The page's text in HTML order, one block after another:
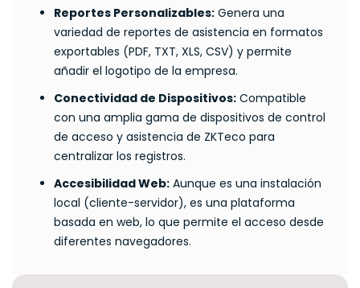
Reportes Personalizables: Genera una
variedad de reportes de asistencia en formatos
exportables (PDF, TXT, XLS, CSV) y permite
añadir el logotipo de la empresa.
Conectividad de Dispositivos: Compatible
con una amplia gama de dispositivos de control
de acceso y asistencia de ZKTeco para
centralizar los registros.
Accesibilidad Web: Aunque es una instalación
local (cliente-servidor), es una plataforma
basada en web, lo que permite el acceso desde
diferentes navegadores.